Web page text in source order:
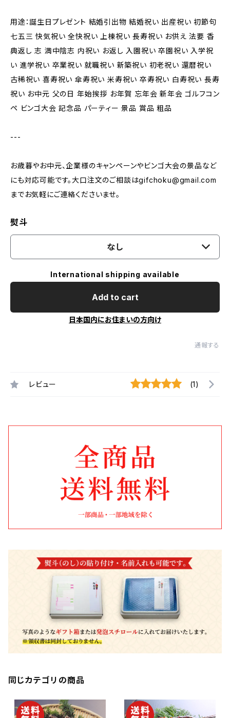
用途：誕生日プレゼント 結婚引出物 結婚祝い 出産祝い 初節句
七五三 快気祝い 全快祝い 上棟祝い 長寿祝い お供え 法要 香
典返し 志 満中陰志 内祝い お返し 入園祝い 卒園祝い 入学祝
い 進学祝い 卒業祝い 就職祝い 新築祝い 初老祝い 還暦祝い
古稀祝い 喜寿祝い 傘寿祝い 米寿祝い 卒寿祝い 白寿祝い 長寿
祝い お中元 父の日 年始挨拶 お年賀 忘年会 新年会 ゴルフコン
ペ ビンゴ大会 記念品 パーティー 景品 賞品 粗品
---
お歳暮やお中元、企業様のキャンペーンやビンゴ大会の景品など
にも対応可能です。大口注文のご相談はgifchoku@gmail.com
までお気軽にご連絡くださいませ。
熨斗
なし
International shipping available
Add to cart
日本国内にお住まいの方向け
通報する
レビュー (1)
同じカテゴリの商品